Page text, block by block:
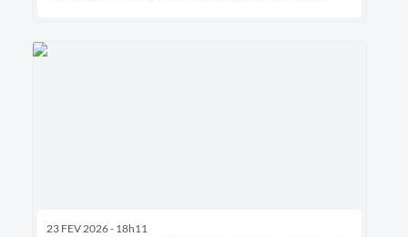
23 FEV 2026 - 18h11